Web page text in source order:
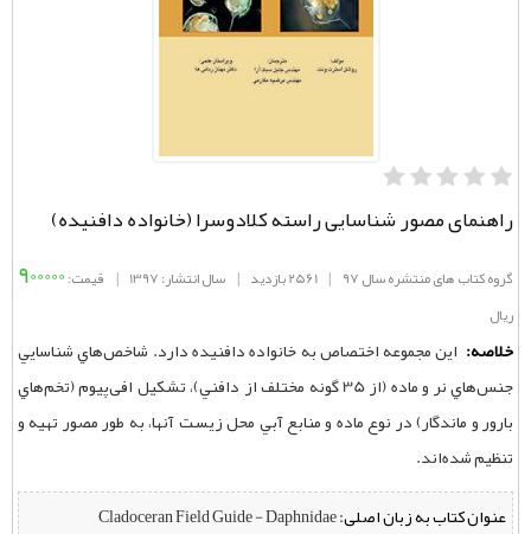
راهنمای مصور شناسایی راسته کلادوسرا (خانواده دافنیده)
گروه کتاب های منتشره سال 97 | 2561 بازدید | سال انتشار: 1397 | قیمت:900000
ریال
خلاصه: اين مجموعه اختصاص به خانواده دافنيده دارد. شاخص‌هاي شناسايي
جنس‌هاي نر و ماده (از 35 گونه مختلف از دافني)، تشكيل افی‌‌پیوم (تخم‌هاي
بارور و ماندگار) در نوع ماده و منابع آبي محل زيست آنها، به طور مصور تهيه و
تنظيم شده‌اند.
عنوان کتاب به زبان اصلی: